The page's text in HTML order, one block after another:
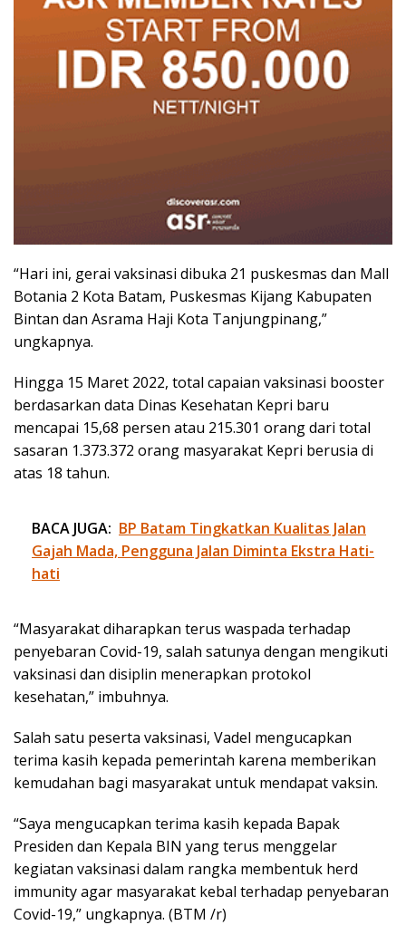
“Hari ini, gerai vaksinasi dibuka 21 puskesmas dan Mall
Botania 2 Kota Batam, Puskesmas Kijang Kabupaten
Bintan dan Asrama Haji Kota Tanjungpinang,”
ungkapnya.
Hingga 15 Maret 2022, total capaian vaksinasi booster
berdasarkan data Dinas Kesehatan Kepri baru
mencapai 15,68 persen atau 215.301 orang dari total
sasaran 1.373.372 orang masyarakat Kepri berusia di
atas 18 tahun.
BACA JUGA: BP Batam Tingkatkan Kualitas Jalan
Gajah Mada, Pengguna Jalan Diminta Ekstra Hati-
hati
“Masyarakat diharapkan terus waspada terhadap
penyebaran Covid-19, salah satunya dengan mengikuti
vaksinasi dan disiplin menerapkan protokol
kesehatan,” imbuhnya.
Salah satu peserta vaksinasi, Vadel mengucapkan
terima kasih kepada pemerintah karena memberikan
kemudahan bagi masyarakat untuk mendapat vaksin.
“Saya mengucapkan terima kasih kepada Bapak
Presiden dan Kepala BIN yang terus menggelar
kegiatan vaksinasi dalam rangka membentuk herd
immunity agar masyarakat kebal terhadap penyebaran
Covid-19,” ungkapnya. (BTM /r)